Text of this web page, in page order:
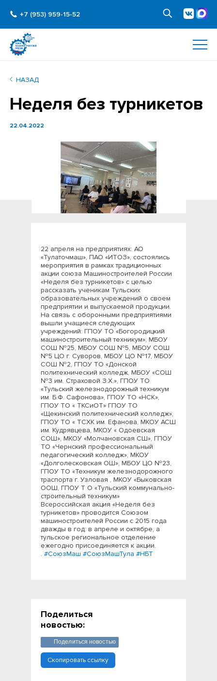
+7 (953) 959-15-52
НАЗАД
Неделя без турникетов
22.04.2022
22 апреля на предприятиях: АО
«Тулаточмаш», ПАО «ИТОЗ», состоялись
мероприятия в рамках традиционных
акции союза Машиностроителей России
«Неделя без турникетов» с целью
рассказать ученикам Тульских
образовательных учреждений о своем
предприятии и выпускаемой продукции.
На связь с оборонными предприятиями
вышли учащиеся следующих
учреждений: ГПОУ ТО «Богородицкий
машиностроительный техникум», МБОУ
СОШ №25, МБОУ СОШ №5, МБОУ СОШ
№5 ЦО г. Суворов, МБОУ ЦО №17, МБОУ
СОШ №2, ГПОУ ТО «Донской
политехнический колледж, МБОУ «СОШ
№3 им. Страховой З.Х.», ГПОУ ТО
«Тульский железнодорожный техникум
им. Б.Ф. Сафонова», ГПОУ ТО «НСК»,
ГПОУ ТО « ТКСиОТ» ГПОУ ТО
«Щекинский политехнический колледж»,
ГПОУ ТО « ТСХК им. Ефанова, МКОУ АСШ
им. Кудрявцева, МКОУ « Одоевская
СОШ», МКОУ «Молчановская СШ», ГПОУ
ТО «Чернский профессиональный
педагогический колледж», МКОУ
«Долголесковская ОШ», МБОУ ЦО №23,
ГПОУ ТО «Техникум железнодорожного
траспорта г. Узловая , МКОУ «Быковская
ООШ, ГПОУ Т О «Тульский коммунально-
строительный техникум»
Всероссийская акция «Неделя без
турникетов» проводится Союзом
машиностроителей России с 2015 года
дважды в год: в апреле и октябре, а
тульское региональное отделение
ежегодно присоединяется к акции.
. #СоюзМаш #СоюзМашТула #НБТ
Поделиться
новостью:
Поделиться новостью
Скопировать ссылку